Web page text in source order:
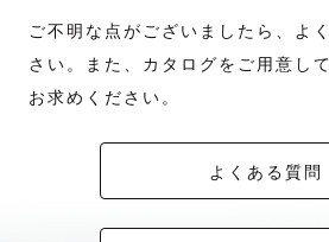
ご不明な点がございましたら、よ
さい。また、カタログをご用意し
お求めください。
よくある質問